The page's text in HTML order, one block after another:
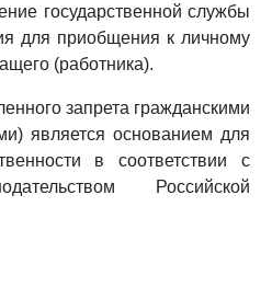
государственной службы
для приобщения к личному
(работника).
запрета гражданскими
является основанием для
в соответствии с
Российской